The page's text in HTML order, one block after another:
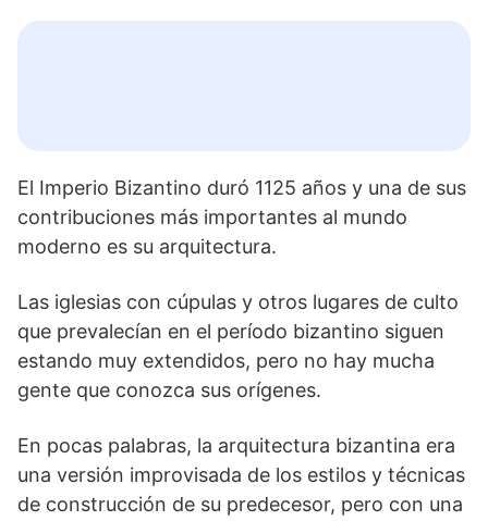
El Imperio Bizantino duró 1125 años y una de sus
contribuciones más importantes al mundo
moderno es su arquitectura.
Las iglesias con cúpulas y otros lugares de culto
que prevalecían en el período bizantino siguen
estando muy extendidos, pero no hay mucha
gente que conozca sus orígenes.
En pocas palabras, la arquitectura bizantina era
una versión improvisada de los estilos y técnicas
de construcción de su predecesor, pero con una